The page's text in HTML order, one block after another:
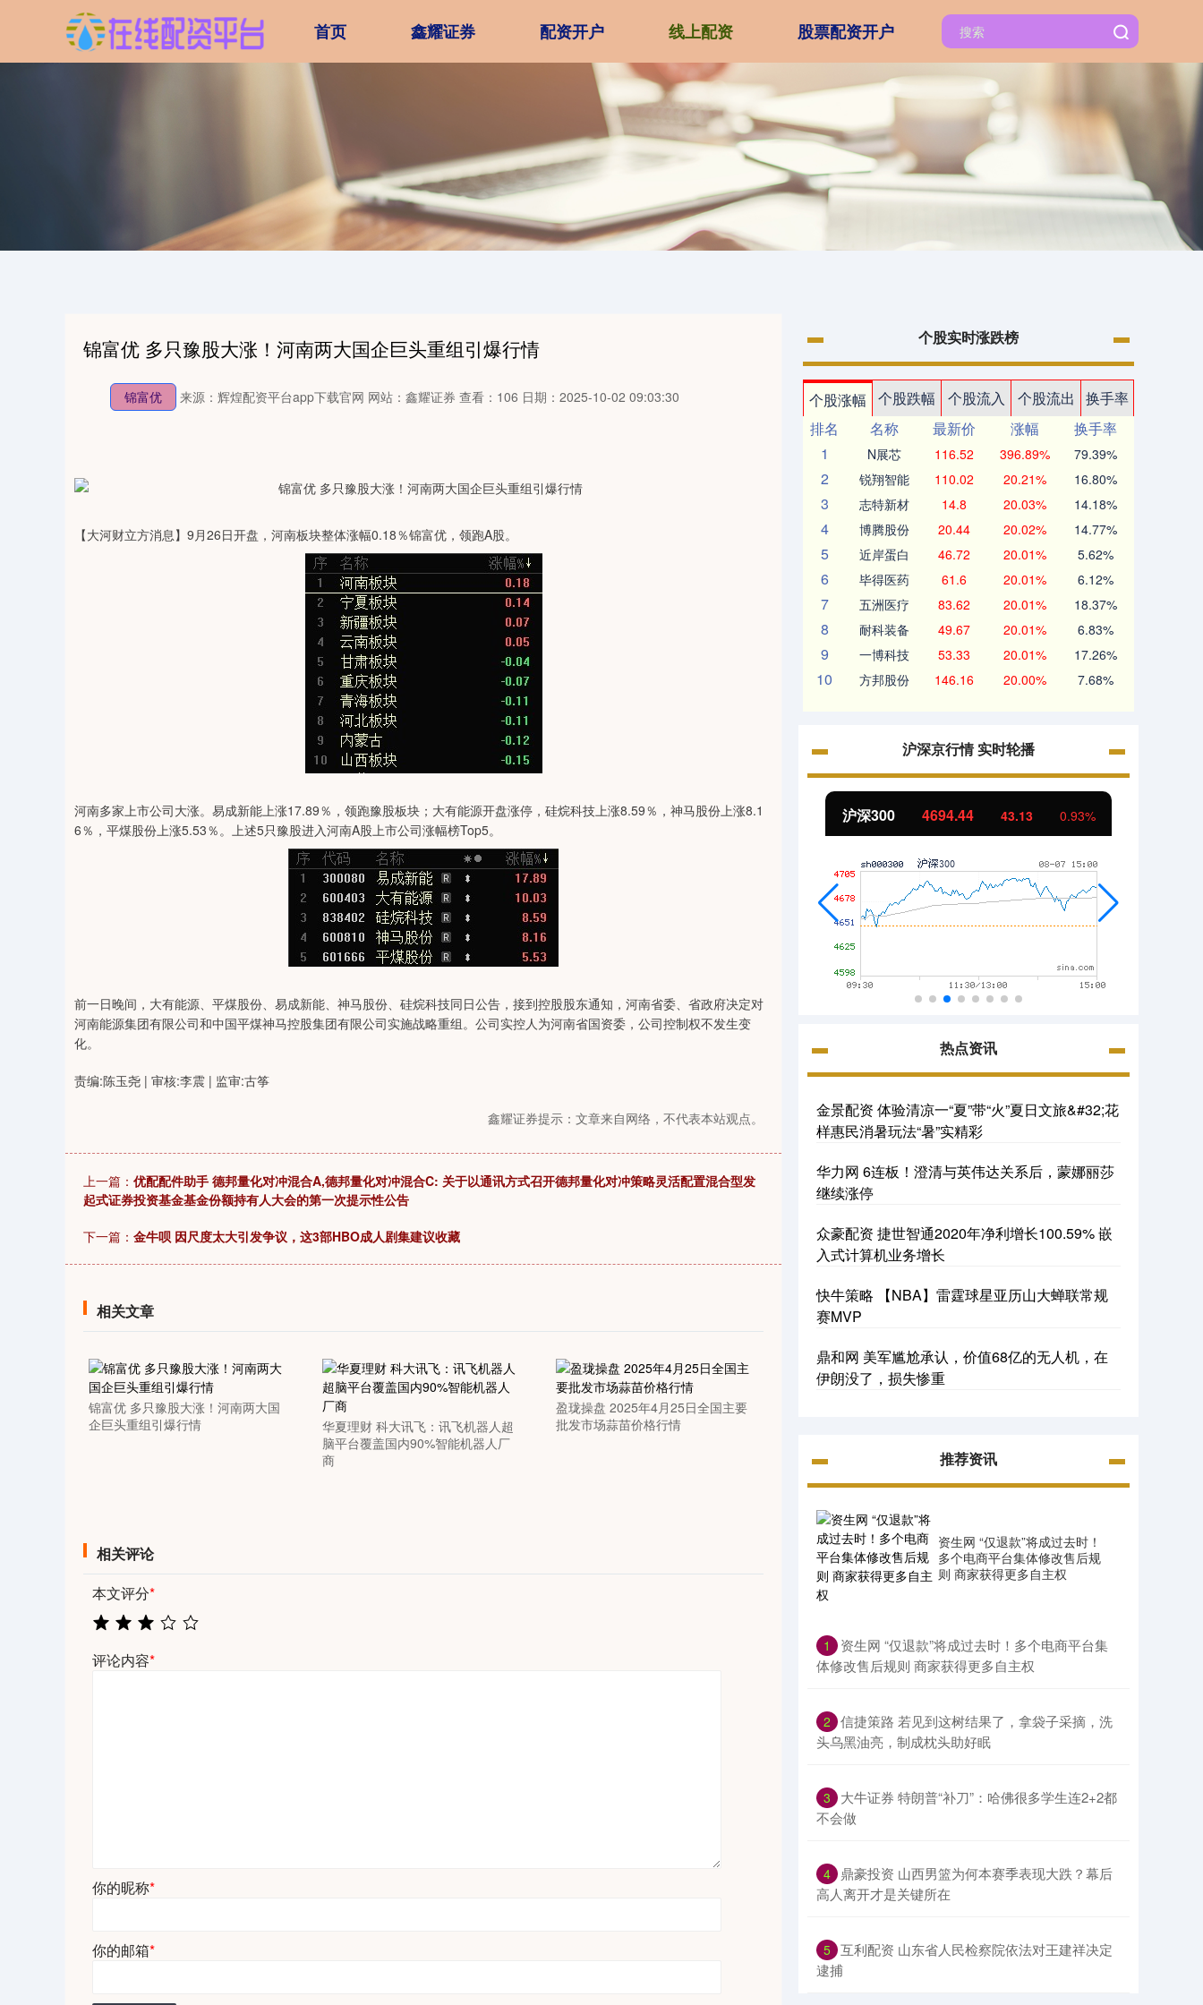
首页 鑫耀证券 配资开户 线上配资 股票配资开户
锦富优 多只豫股大涨！河南两大国企巨头重组引爆行情
锦富优 来源：辉煌配资平台app下载官网 网站：鑫耀证券 查看：106 日期：2025-10-02 09:03:30
【大河财立方消息】9月26日开盘，河南板块整体涨幅0.18％锦富优，领跑A股。
河南多家上市公司大涨。易成新能上涨17.89％，领跑豫股板块；大有能源开盘涨停，硅烷科技上涨8.59％，神马股份上涨8.1
6％，平煤股份上涨5.53％。上述5只豫股进入河南A股上市公司涨幅榜Top5。
前一日晚间，大有能源、平煤股份、易成新能、神马股份、硅烷科技同日公告，接到控股股东通知，河南省委、省政府决定对
河南能源集团有限公司和中国平煤神马控股集团有限公司实施战略重组。公司实控人为河南省国资委，公司控制权不发生变
化。
责编:陈玉尧 | 审核:李震 | 监审:古筝
鑫耀证券提示：文章来自网络，不代表本站观点。
上一篇： 优配配件助手 德邦量化对冲混合A,德邦量化对冲混合C: 关于以通讯方式召开德邦量化对冲策略灵活配置混合型发
起式证券投资基金基金份额持有人大会的第一次提示性公告
下一篇： 金牛呗 因尺度太大引发争议，这3部HBO成人剧集建议收藏
相关文章
锦富优 多只豫股大涨！河南两大国
企巨头重组引爆行情
华夏理财 科大讯飞：讯飞机器人超
脑平台覆盖国内90%智能机器人厂
商
盈珑操盘 2025年4月25日全国主要
批发市场蒜苗价格行情
相关评论
本文评分*
评论内容*
你的昵称*
你的邮箱*
个股实时涨跌榜
个股涨幅 个股跌幅 个股流入 个股流出
换手率
排名
名称 最新价 涨幅
换手率
1
N展芯 116.52 396.89% 79.39%
2 锐翔智能 110.02 20.21% 16.80%
3 志特新材 14.8 20.03% 14.18%
4 博腾股份 20.44 20.02% 14.77%
5 近岸蛋白 46.72 20.01% 5.62%
6 毕得医药 61.6 20.01% 6.12%
7 五洲医疗 83.62 20.01% 18.37%
8 耐科装备 49.67 20.01% 6.83%
9 一博科技 53.33 20.01% 17.26%
10 方邦股份 146.16 20.00% 7.68%
沪深京行情 实时轮播
1.02% 深证成指 14311.01 200.89 1.42% 沪深300 4694.44 43.13 0.93% 北证50 1134.24 11.37 1.01%
热点资讯
金景配资 体验清凉一“夏”带“火”夏日文旅&#32;花
样惠民消暑玩法“暑”实精彩
华力网 6连板！澄清与英伟达关系后，蒙娜丽莎
继续涨停
众豪配资 捷世智通2020年净利增长100.59% 嵌
入式计算机业务增长
快牛策略 【NBA】雷霆球星亚历山大蝉联常规
赛MVP
鼎和网 美军尴尬承认，价值68亿的无人机，在
伊朗没了，损失惨重
推荐资讯
资生网 “仅退款”将成过去时！
多个电商平台集体修改售后规
则 商家获得更多自主权
1
​资生网 “仅退款”将成过去时！多个电商平台集
体修改售后规则 商家获得更多自主权
2 ​信捷策路 若见到这树结果了，拿袋子采摘，洗
头乌黑油亮，制成枕头助好眠
3
​大牛证券 特朗普“补刀”：哈佛很多学生连2+2都
不会做
4 ​鼎豪投资 山西男篮为何本赛季表现大跌？幕后
高人离开才是关键所在
5 ​互利配资 山东省人民检察院依法对王建祥决定
逮捕